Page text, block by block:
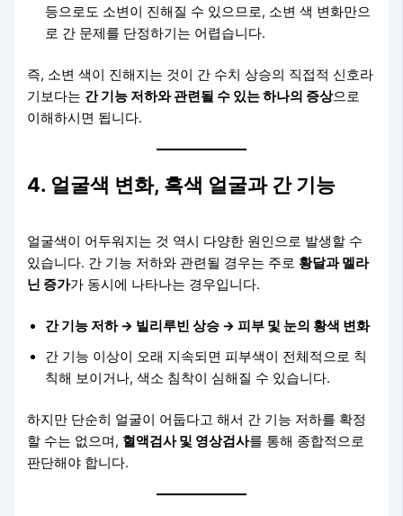
등으로도 소변이 진해질 수 있으므로, 소변 색 변화만으
로 간 문제를 단정하기는 어렵습니다.
즉, 소변 색이 진해지는 것이 간 수치 상승의 직접적 신호라
기보다는 간 기능 저하와 관련될 수 있는 하나의 증상으로
이해하시면 됩니다.
4. 얼굴색 변화, 흑색 얼굴과 간 기능
얼굴색이 어두워지는 것 역시 다양한 원인으로 발생할 수
있습니다. 간 기능 저하와 관련될 경우는 주로 황달과 멜라
닌 증가가 동시에 나타나는 경우입니다.
간 기능 저하 → 빌리루빈 상승 → 피부 및 눈의 황색 변화
간 기능 이상이 오래 지속되면 피부색이 전체적으로 칙
칙해 보이거나, 색소 침착이 심해질 수 있습니다.
하지만 단순히 얼굴이 어둡다고 해서 간 기능 저하를 확정
할 수는 없으며, 혈액검사 및 영상검사를 통해 종합적으로
판단해야 합니다.